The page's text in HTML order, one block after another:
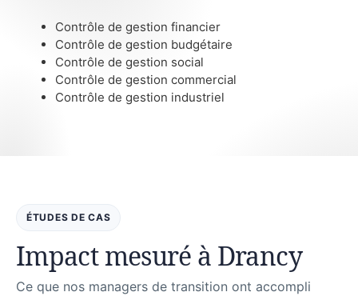
Contrôle de gestion financier
Contrôle de gestion budgétaire
Contrôle de gestion social
Contrôle de gestion commercial
Contrôle de gestion industriel
ÉTUDES DE CAS
Impact mesuré à Drancy
Ce que nos managers de transition ont accompli